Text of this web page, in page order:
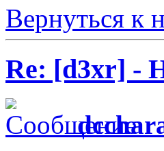
Вернуться к
Re: [d3xr] -